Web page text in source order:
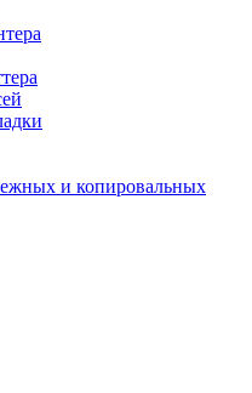
и копировальных